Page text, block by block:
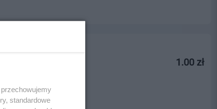
1.00 zł
standardowe